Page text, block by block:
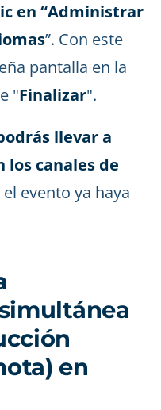
en “Administrar
”. Con este
pantalla en la
"Finalizar".
llevar a
los canales de
evento ya haya
en